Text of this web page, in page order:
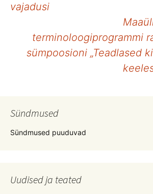
vajadusi
terminoloogiprogrammi
sümpoosioni „Teadlased
Sündmused
Sündmused puuduvad
Uudised ja teated